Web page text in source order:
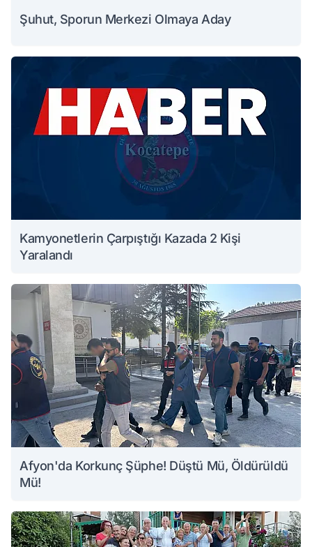
Şuhut, Sporun Merkezi Olmaya Aday
Kamyonetlerin Çarpıştığı Kazada 2 Kişi
Yaralandı
Afyon'da Korkunç Şüphe! Düştü Mü, Öldürüldü
Mü!